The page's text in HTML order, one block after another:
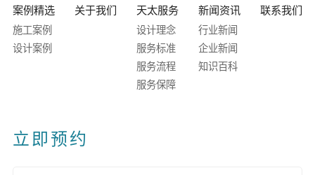
案例精选
施工案例
设计案例
关于我们 天太服务
设计理念
服务标准
服务流程
服务保障
新闻资讯
行业新闻
企业新闻
知识百科
联系我们
立即预约